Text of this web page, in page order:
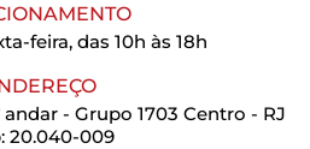
feira, das 10h às 18h
andar - Grupo 1703 Centro - RJ
20.040-009